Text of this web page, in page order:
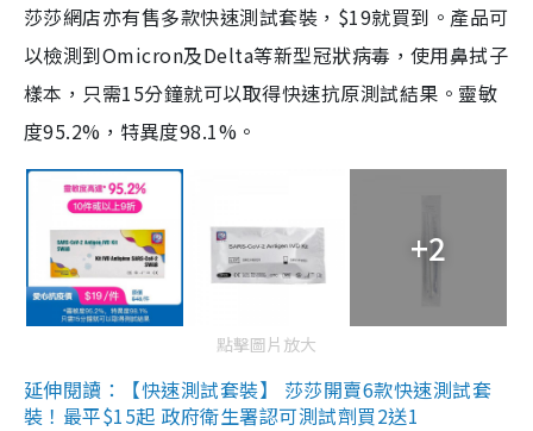
莎莎網店亦有售多款快速測試套裝，$19就買到。產品可
以檢測到Omicron及Delta等新型冠狀病毒，使用鼻拭子
樣本，只需15分鐘就可以取得快速抗原測試結果。靈敏
度95.2%，特異度98.1%。
+2
點擊圖片放大
延伸閱讀：【快速測試套裝】 莎莎開賣6款快速測試套
裝！最平$15起 政府衛生署認可測試劑買2送1